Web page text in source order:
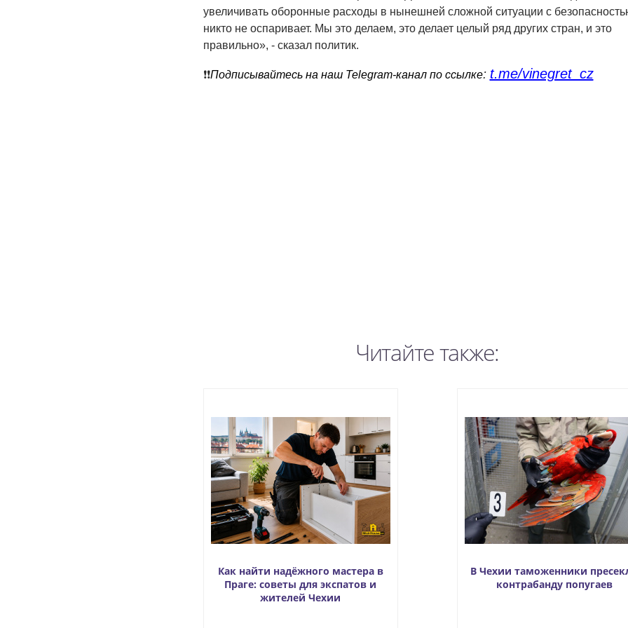
увеличивать оборонные расходы в нынешней сложной ситуации с
никто не оспаривает. Мы это делаем, это делает целый ряд других стран, и это
правильно», - сказал политик.
❗️❗️Подписывайтесь на наш Telegram-канал по ссылке: t.me/vinegret_cz
Читайте также:
Как найти надёжного мастера в
Праге: советы для экспатов и
жителей Чехии
В Чехии таможенники
контрабанду попугаев